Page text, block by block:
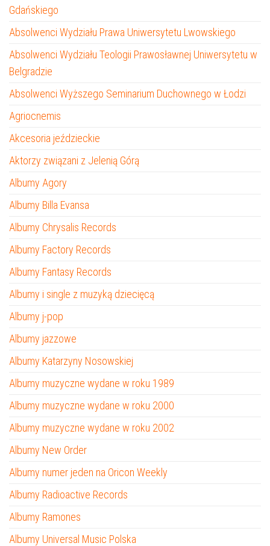
Gdańskiego
Absolwenci Wydziału Prawa Uniwersytetu Lwowskiego
Absolwenci Wydziału Teologii Prawosławnej Uniwersytetu w
Belgradzie
Absolwenci Wyższego Seminarium Duchownego w Łodzi
Agriocnemis
Akcesoria jeździeckie
Aktorzy związani z Jelenią Górą
Albumy Agory
Albumy Billa Evansa
Albumy Chrysalis Records
Albumy Factory Records
Albumy Fantasy Records
Albumy i single z muzyką dziecięcą
Albumy j-pop
Albumy jazzowe
Albumy Katarzyny Nosowskiej
Albumy muzyczne wydane w roku 1989
Albumy muzyczne wydane w roku 2000
Albumy muzyczne wydane w roku 2002
Albumy New Order
Albumy numer jeden na Oricon Weekly
Albumy Radioactive Records
Albumy Ramones
Albumy Universal Music Polska